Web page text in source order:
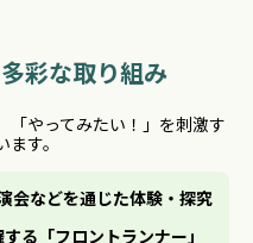
彩な取り組み
「やってみたい！」を刺激す
す。
会などを通じた体験・探究
る「フロントランナー」